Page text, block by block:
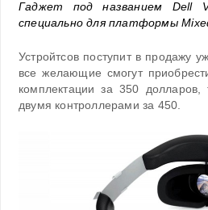
Гаджет под названием Dell
специально для платформы
Устройтсов поступит в продажу
все желающие смогут
комплектации за 350
двумя контроллерами за 450.